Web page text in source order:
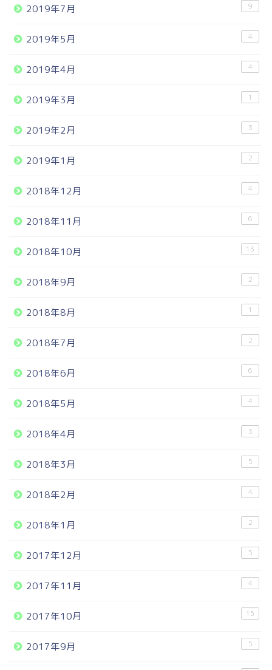
2019年7月 9
2019年5月 4
2019年4月 4
2019年3月 1
2019年2月 3
2019年1月 2
2018年12月 4
2018年11月 6
2018年10月 13
2018年9月 2
2018年8月 1
2018年7月 2
2018年6月 6
2018年5月 4
2018年4月 3
2018年3月 5
2018年2月 4
2018年1月 2
2017年12月 5
2017年11月 4
2017年10月 15
2017年9月 5